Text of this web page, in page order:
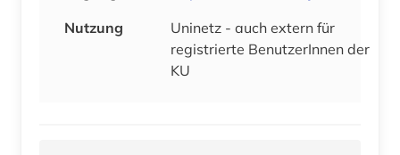
Nutzung
Uninetz - auch extern für
registrierte BenutzerInnen der
KU